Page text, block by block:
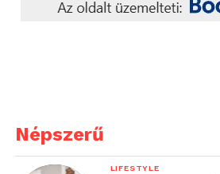
Népszerű
LIFESTYLE